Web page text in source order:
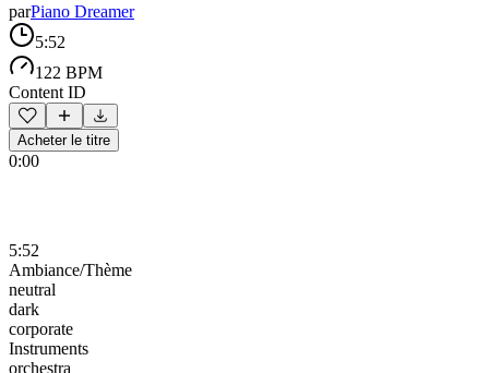
parPiano Dreamer
5:52
122 BPM
Content ID
Acheter le titre
0:00
5:52
Ambiance/Thème
neutral
dark
corporate
Instruments
orchestra